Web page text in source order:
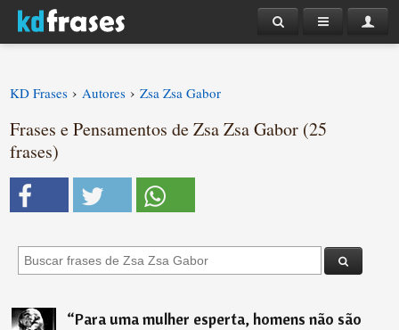
KD Frases › Autores › Zsa Zsa Gabor
Frases e Pensamentos de Zsa Zsa Gabor (25
frases)
“Para uma mulher esperta, homens não são